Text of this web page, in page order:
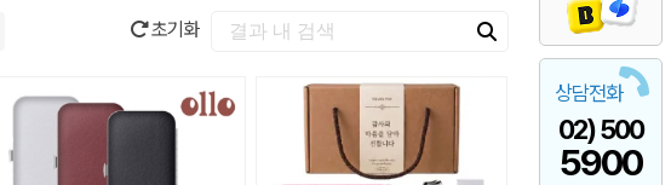
상담전화
02) 500
5900
초기화